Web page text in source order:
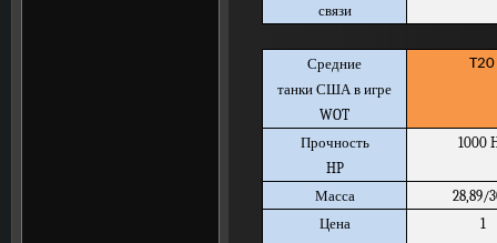
связи
Средние
танки США в игре
WOT
T20
Прочность
HP
1000
Масса
28,89/
Цена
1